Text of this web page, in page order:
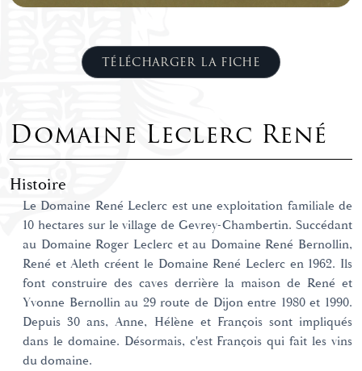
TÉLÉCHARGER LA FICHE
Domaine Leclerc René
Histoire
Le Domaine René Leclerc est une exploitation familiale de
10 hectares sur le village de Gevrey-Chambertin. Succédant
au Domaine Roger Leclerc et au Domaine René Bernollin,
René et Aleth créent le Domaine René Leclerc en 1962. Ils
font construire des caves derrière la maison de René et
Yvonne Bernollin au 29 route de Dijon entre 1980 et 1990.
Depuis 30 ans, Anne, Hélène et François sont impliqués
dans le domaine. Désormais, c'est François qui fait les vins
du domaine.